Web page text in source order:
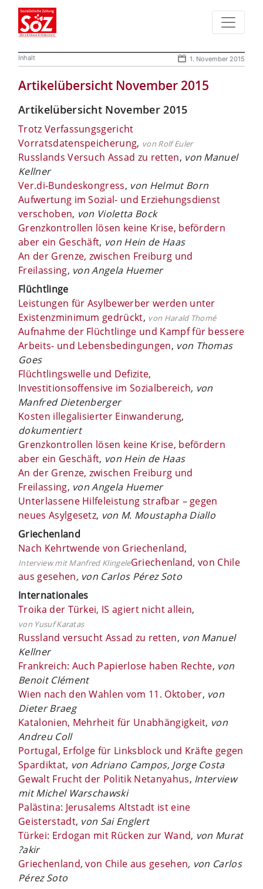
Inhalt 1. November 2015
Artikelübersicht November 2015
Artikelübersicht November 2015
Trotz Verfassungsgericht
Vorratsdatenspeicherung, von Rolf Euler
Russlands Versuch Assad zu retten, von Manuel
Kellner
Ver.di-Bundeskongress, von Helmut Born
Aufwertung im Sozial- und Erziehungsdienst
verschoben, von Violetta Bock
Grenzkontrollen lösen keine Krise, befördern
aber ein Geschäft, von Hein de Haas
An der Grenze, zwischen Freiburg und
Freilassing, von Angela Huemer
Flüchtlinge
Leistungen für Asylbewerber werden unter
Existenzminimum gedrückt, von Harald Thomé
Aufnahme der Flüchtlinge und Kampf für bessere
Arbeits- und Lebensbedingungen, von Thomas
Goes
Flüchtlingswelle und Defizite,
Investitionsoffensive im Sozialbereich, von
Manfred Dietenberger
Kosten illegalisierter Einwanderung,
dokumentiert
Grenzkontrollen lösen keine Krise, befördern
aber ein Geschäft, von Hein de Haas
An der Grenze, zwischen Freiburg und
Freilassing, von Angela Huemer
Unterlassene Hilfeleistung strafbar – gegen
neues Asylgesetz, von M. Moustapha Diallo
Griechenland
Nach Kehrtwende von Griechenland,
Interview mit Manfred KlingeleGriechenland, von Chile
aus gesehen, von Carlos Pérez Soto
Internationales
Troika der Türkei, IS agiert nicht allein,
von Yusuf Karatas
Russland versucht Assad zu retten, von Manuel
Kellner
Frankreich: Auch Papierlose haben Rechte, von
Benoit Clément
Wien nach den Wahlen vom 11. Oktober, von
Dieter Braeg
Katalonien, Mehrheit für Unabhängigkeit, von
Andreu Coll
Portugal, Erfolge für Linksblock und Kräfte gegen
Spardiktat, von Adriano Campos, Jorge Costa
Gewalt Frucht der Politik Netanyahus, Interview
mit Michel Warschawski
Palästina: Jerusalems Altstadt ist eine
Geisterstadt, von Sai Englert
Türkei: Erdogan mit Rücken zur Wand, von Murat
?akir
Griechenland, von Chile aus gesehen, von Carlos
Pérez Soto